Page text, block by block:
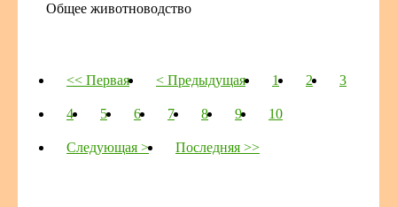
Общее животноводство
<< Первая < Предыдущая 1 2 3
4 5 6 7 8 9 10
Следующая > Последняя >>